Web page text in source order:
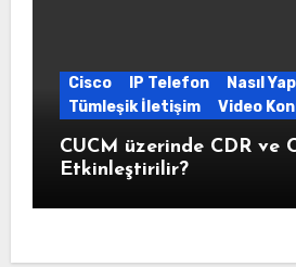
Cisco IP Telefon
Nasıl
Tümleşik İletişim
Video
CUCM üzerinde CDR ve
Etkinleştirilir?